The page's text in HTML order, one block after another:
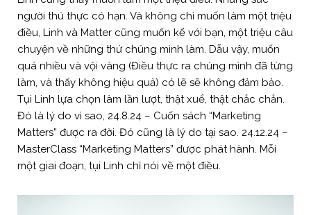
người thú thực có hạn. Và không chỉ muốn làm một triệu
điều, Linh và Matter cũng muốn kể với bạn, một triệu câu
chuyện về những thứ chúng mình làm. Dẫu vậy, muốn
quá nhiều và vội vàng (Điều thực ra chúng mình đã từng
làm, và thấy không hiệu quả) có lẽ sẽ không đảm bảo.
Tụi Linh lựa chọn làm lần lượt, thật xuể, thật chắc chắn.
Đó là lý do vì sao, 24.8.24 – Cuốn sách “Marketing
Matters” được ra đời. Đó cũng là lý do tại sao. 24.12.24 –
MasterClass “Marketing Matters” được phát hành. Mỗi
một giai đoạn, tụi Linh chỉ nói về một điều.